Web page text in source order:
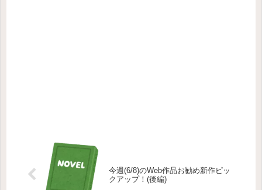
今週(6/8)のWeb作品お勧め新作ピッ
クアップ！(後編)